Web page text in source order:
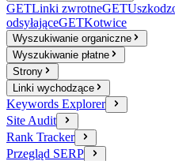
GETLinki zwrotneGET
odsyłająceGETKotwice
Wyszukiwanie organiczne
Wyszukiwanie płatne
Strony
Linki wychodzące
Keywords Explorer
Site Audit
Rank Tracker
Przegląd SERP